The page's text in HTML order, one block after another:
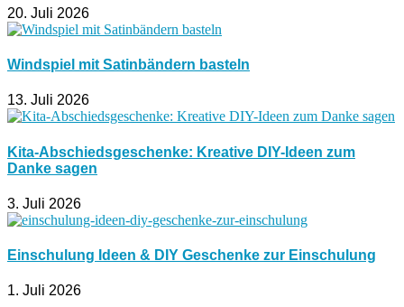
20. Juli 2026
Windspiel mit Satinbändern basteln
13. Juli 2026
Kita-Abschiedsgeschenke: Kreative DIY-Ideen zum
Danke sagen
3. Juli 2026
Einschulung Ideen & DIY Geschenke zur Einschulung
1. Juli 2026